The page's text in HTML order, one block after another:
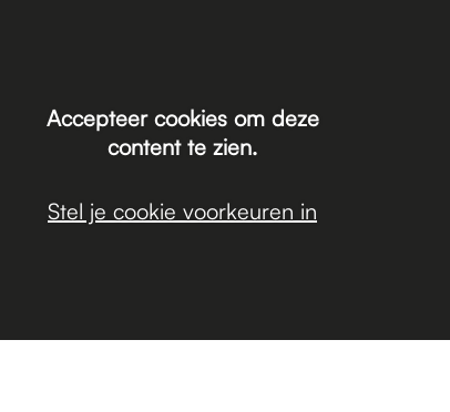
Accepteer cookies om deze
content te zien.
Stel je cookie voorkeuren in